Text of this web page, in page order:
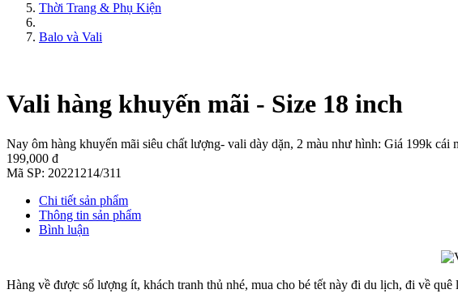
Thời Trang & Phụ Kiện
Balo và Vali
Vali hàng khuyến mãi - Size 18 inch
Nay ôm hàng khuyến mãi siêu chất lượng- vali dày dặn, 2 màu như hình: Giá 199k cái
199,000 đ
Mã SP: 20221214/311
Chi tiết sản phẩm
Thông tin sản phẩm
Bình luận
Hàng về được số lượng ít, khách tranh thủ nhé, mua cho bé tết này đi du lịch, đi về quê